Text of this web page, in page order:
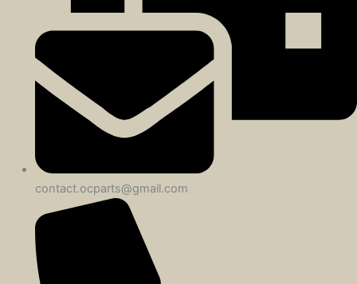
contact.ocparts@gmail.com